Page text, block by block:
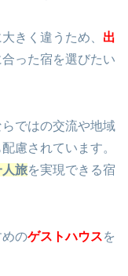
きく違うため、 出
った宿を選びたい
らではの交流や地域
慮されています。
旅を実現できる宿
めのゲストハウスを